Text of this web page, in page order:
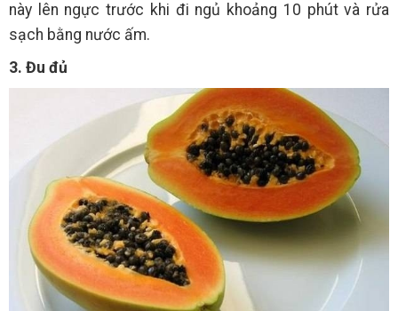
này lên ngực trước khi đi ngủ khoảng 10 phút và rửa
sạch bằng nước ấm.
3. Đu đủ